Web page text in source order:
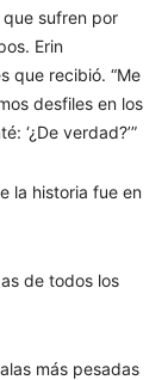
sufren por
Erin
que recibió. “Me
desfiles en los
‘¿De verdad?’”
la historia fue en
de todos los
más pesadas